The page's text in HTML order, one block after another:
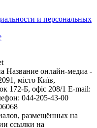
и персональных
Название онлайн-медиа -
місто Київ,
Б, офіс 208/1 E-mail:
044-205-43-00
размещённых на
ссылки на